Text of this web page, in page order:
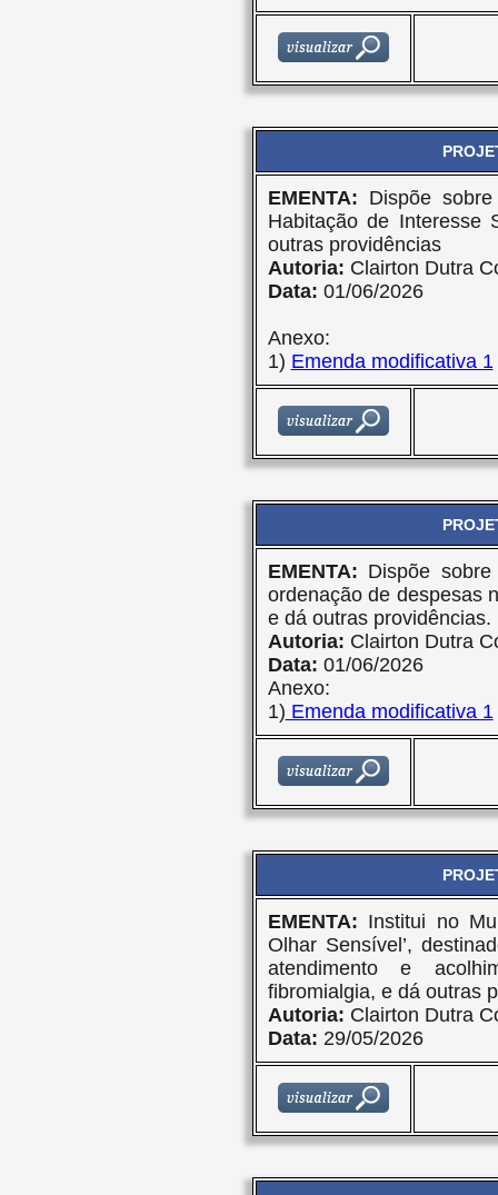
EMENTA: Dispõe
Habitação de Interesse
outras providências
Autoria: Clairton Dutra
Data: 01/06/2026
Anexo:
1) Emenda modificativa 1
EMENTA: Dispõe
ordenação de despesas
e dá outras providências.
Autoria: Clairton Dutra
Data: 01/06/2026
Anexo:
1) Emenda modificativa 1
EMENTA: Institui no
Olhar Sensível’,
atendimento e
fibromialgia, e dá outras
Autoria: Clairton Dutra
Data: 29/05/2026